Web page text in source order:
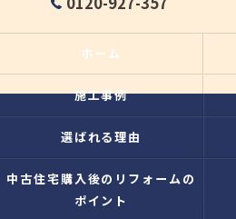
ホーム
施工事例
選ばれる理由
中古住宅購入後のリフォームの
ポイント